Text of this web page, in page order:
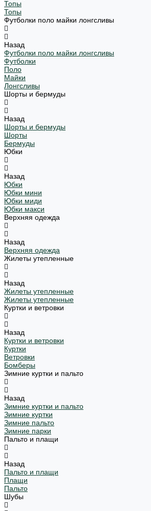
Топы
Топы
Футболки поло майки лонгсливы
Назад
Футболки поло майки лонгсливы
Футболки
Поло
Майки
Лонгсливы
Шорты и бермуды
Назад
Шорты и бермуды
Шорты
Бермуды
Юбки
Назад
Юбки
Юбки мини
Юбки миди
Юбки макси
Верхняя одежда
Назад
Верхняя одежда
Жилеты утепленные
Назад
Жилеты утепленные
Жилеты утепленные
Куртки и ветровки
Назад
Куртки и ветровки
Куртки
Ветровки
Бомберы
Зимние куртки и пальто
Назад
Зимние куртки и пальто
Зимние куртки
Зимние пальто
Зимние парки
Пальто и плащи
Назад
Пальто и плащи
Плащи
Пальто
Шубы